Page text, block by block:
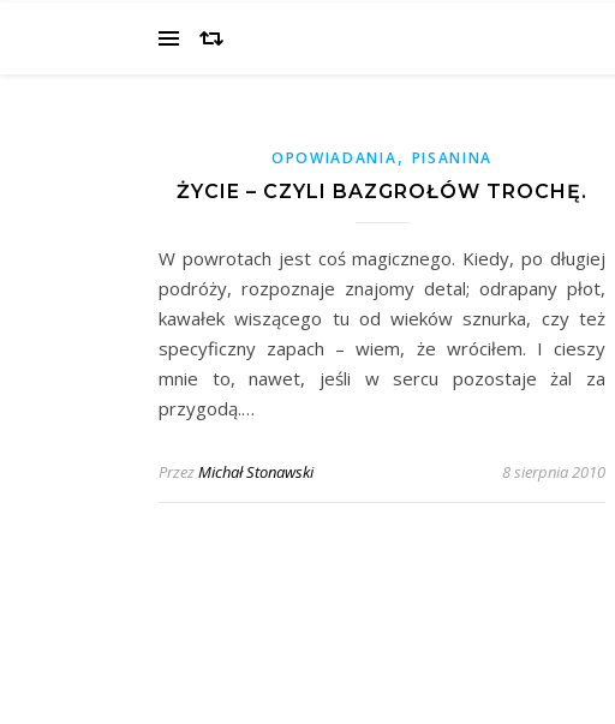
OPOWIADANIA, PISANINA
ŻYCIE – CZYLI BAZGROŁÓW TROCHĘ.
W powrotach jest coś magicznego. Kiedy, po długiej
podróży, rozpoznaje znajomy detal; odrapany płot,
kawałek wiszącego tu od wieków sznurka, czy też
specyficzny zapach – wiem, że wróciłem. I cieszy
mnie to, nawet, jeśli w sercu pozostaje żal za
przygodą.…
PrzezMichał Stonawski 8 sierpnia 2010